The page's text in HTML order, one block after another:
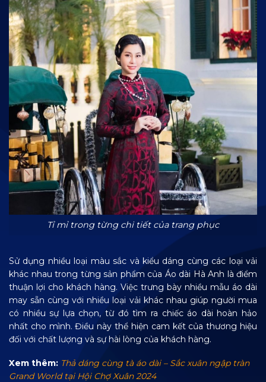
Tỉ mỉ trong từng chi tiết của trang phục
Sử dụng nhiều loại màu sắc và kiểu dáng cùng các loại vải
khác nhau trong từng sản phẩm của Áo dài Hà Anh là điểm
thuận lợi cho khách hàng. Việc trưng bày nhiều mẫu áo dài
may sẵn cùng với nhiều loại vải khác nhau giúp người mua
có nhiều sự lựa chọn, từ đó tìm ra chiếc áo dài hoàn hảo
nhất cho mình. Điều này thể hiện cam kết của thương hiệu
đối với chất lượng và sự hài lòng của khách hàng.
Xem thêm: Thả dáng cùng tà áo dài – Sắc xuân ngập tràn
Grand World tại Hội Chợ Xuân 2024